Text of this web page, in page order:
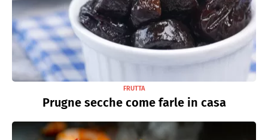
FRUTTA
Prugne secche come farle in casa